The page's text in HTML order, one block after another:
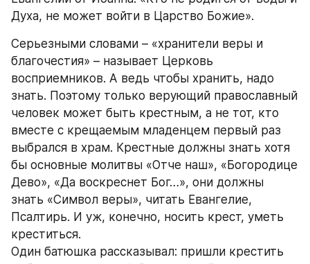
Духа, не может войти в Царство Божие».
Серьезными словами – «хранители веры и
благочестия» – называет Церковь
восприемников. А ведь чтобы хранить, надо
знать. Поэтому только верующий православный
человек может быть крестным, а не тот, кто
вместе с крещаемым младенцем первый раз
выбрался в храм. Крестные должны знать хотя
бы основные молитвы «Отче наш», «Богородице
Дево», «Да воскреснет Бог…», они должны
знать «Символ веры», читать Евангелие,
Псалтирь. И уж, конечно, носить крест, уметь
креститься.
Один батюшка рассказывал: пришли крестить